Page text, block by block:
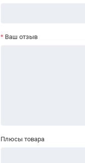
Ваш отзыв
Плюсы товара